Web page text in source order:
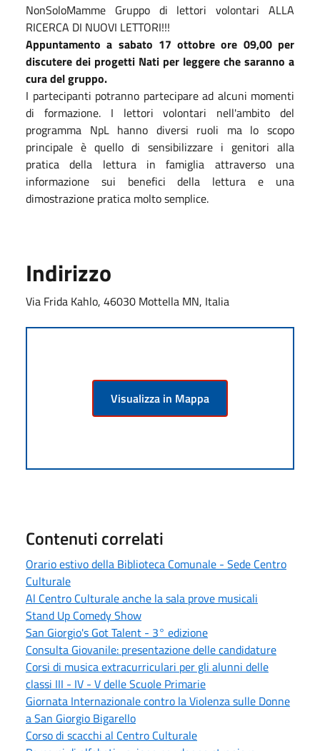
NonSoloMamme Gruppo di lettori volontari ALLA
RICERCA DI NUOVI LETTORI!!!
Appuntamento a sabato 17 ottobre ore 09,00 per
discutere dei progetti Nati per leggere che saranno a
cura del gruppo.
I partecipanti potranno partecipare ad alcuni momenti
di formazione. I lettori volontari nell'ambito del
programma NpL hanno diversi ruoli ma lo scopo
principale è quello di sensibilizzare i genitori alla
pratica della lettura in famiglia attraverso una
informazione sui benefici della lettura e una
dimostrazione pratica molto semplice.
Indirizzo
Via Frida Kahlo, 46030 Mottella MN, Italia
Visualizza in Mappa
Contenuti correlati
Orario estivo della Biblioteca Comunale - Sede Centro
Culturale
Al Centro Culturale anche la sala prove musicali
Stand Up Comedy Show
San Giorgio's Got Talent - 3° edizione
Consulta Giovanile: presentazione delle candidature
Corsi di musica extracurriculari per gli alunni delle
classi III - IV - V delle Scuole Primarie
Giornata Internazionale contro la Violenza sulle Donne
a San Giorgio Bigarello
Corso di scacchi al Centro Culturale